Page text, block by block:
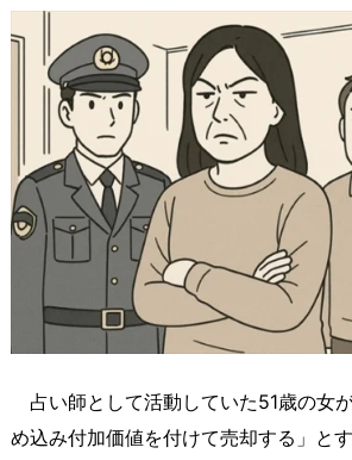
占い師として活動していた51歳の女
め込み付加価値を付けて売却する」と